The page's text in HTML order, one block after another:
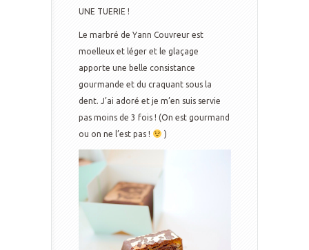
UNE TUERIE !
Le marbré de Yann Couvreur est
moelleux et léger et le glaçage
apporte une belle consistance
gourmande et du craquant sous la
dent. J’ai adoré et je m’en suis servie
pas moins de 3 fois ! (On est gourmand
ou on ne l’est pas !
)